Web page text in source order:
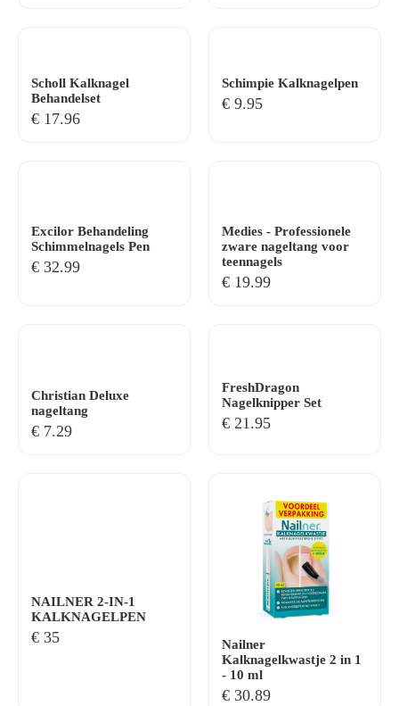
Scholl Kalknagel
Behandelset
€ 17.96
Schimpie Kalknagelpen
€ 9.95
Excilor Behandeling
Schimmelnagels Pen
€ 32.99
Medies - Professionele
zware nageltang voor
teennagels
€ 19.99
Christian Deluxe
nageltang
€ 7.29
FreshDragon
Nagelknipper Set
€ 21.95
NAILNER 2-IN-1
KALKNAGELPEN
€ 35
Nailner
Kalknagelkwastje 2 in 1
- 10 ml
€ 30.89